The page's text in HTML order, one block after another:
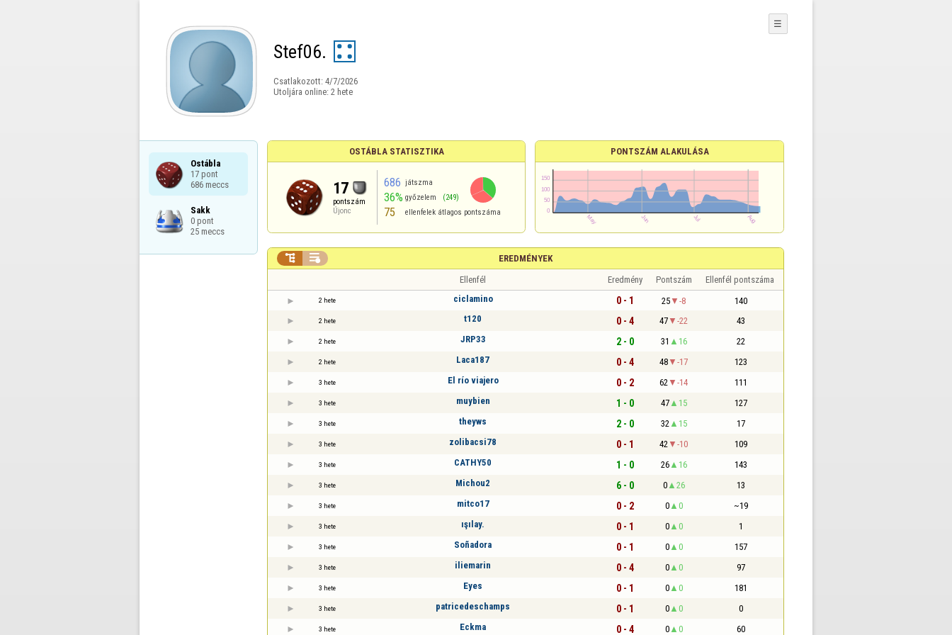
Stef06.
Csatlakozott: 4/7/2026
Utoljára online: 2 hete
☰
Ostábla
17 pont
686 meccs
Sakk
0 pont
25 meccs
OSTÁBLA STATISZTIKA
17
pontszám
Újonc
686 játszma
36% győzelem (249)
75 ellenfelek átlagos pontszáma
PONTSZÁM ALAKULÁSA
EREDMÉNYEK
 
Ellenfél Eredmény Pontszám Ellenfél pontszáma
2 hete ciclamino 0 - 1 25 -8 140
2 hete t120 0 - 4 47 -22 43
2 hete JRP33 2 - 0 31 16 22
2 hete Laca187 0 - 4 48 -17 123
3 hete El río viajero 0 - 2 62 -14 111
3 hete muybien 1 - 0 47 15 127
3 hete theyws 2 - 0 32 15 17
3 hete zolibacsi78 0 - 1 42 -10 109
3 hete CATHY50 1 - 0 26 16 143
3 hete Michou2 6 - 0 0 26 13
3 hete mitco17 0 - 2 0 0 ~19
3 hete ışılay. 0 - 1 0 0 1
3 hete Soñadora 0 - 1 0 0 157
3 hete iliemarin 0 - 4 0 0 97
3 hete Eyes 0 - 1 0 0 181
3 hete patricedeschamps 0 - 1 0 0 0
3 hete Eckma 0 - 4 0 0 60